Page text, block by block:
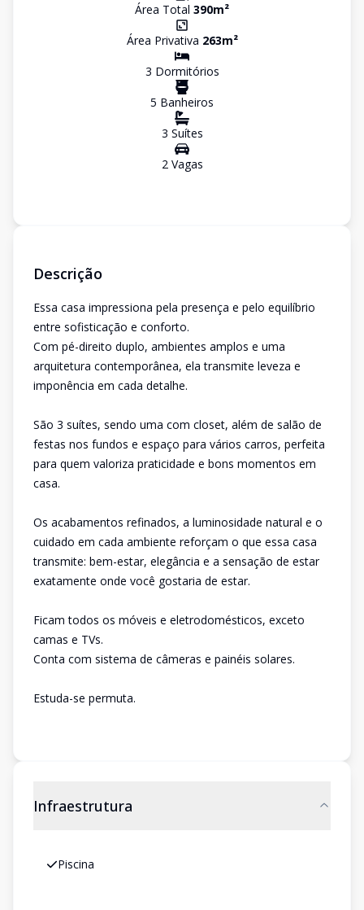
Área Total 390m²
Área Privativa 263m²
3 Dormitórios
5 Banheiros
3 Suítes
2Vagas
Descrição
Essa casa impressiona pela presença e pelo equilíbrio
entre sofisticação e conforto.
Com pé-direito duplo, ambientes amplos e uma
arquitetura contemporânea, ela transmite leveza e
imponência em cada detalhe.
São 3 suítes, sendo uma com closet, além de salão de
festas nos fundos e espaço para vários carros, perfeita
para quem valoriza praticidade e bons momentos em
casa.
Os acabamentos refinados, a luminosidade natural e o
cuidado em cada ambiente reforçam o que essa casa
transmite: bem-estar, elegância e a sensação de estar
exatamente onde você gostaria de estar.
Ficam todos os móveis e eletrodomésticos, exceto
camas e TVs.
Conta com sistema de câmeras e painéis solares.
Estuda-se permuta.
Infraestrutura
Piscina